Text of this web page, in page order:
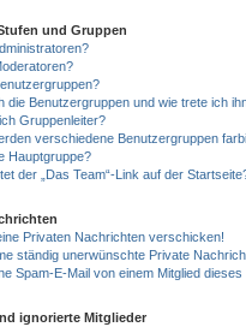
und Gruppen
die Benutzergruppen und wie trete ich
Gruppenleiter?
verschiedene Benutzergruppen
Hauptgruppe?
der „Das Team“-Link auf der
Privaten Nachrichten verschicken!
ständig unerwünschte Private
Spam-E-Mail von einem Mitglied
ignorierte Mitglieder